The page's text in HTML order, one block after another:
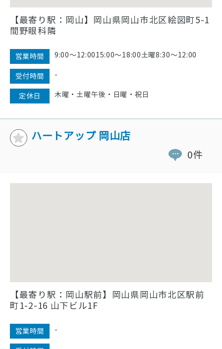
【最寄り駅：岡山】岡山県岡山市北区絵図町5-1
間野眼科隣
営業時間 9:00〜12:0015:00〜18:00土曜8:30〜12:00
受付時間 -
定休日 木曜・土曜午後・日曜・祝日
ハートアップ 岡山店
0件
【最寄り駅：岡山駅前】岡山県岡山市北区駅前
町1-2-16 山下ビル1F
営業時間 -